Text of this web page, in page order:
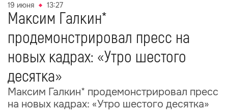
19 июня 13:27
Максим Галкин*
продемонстрировал пресс на
новых кадрах: «Утро шестого
десятка»
Максим Галкин* продемонстрировал пресс
на новых кадрах: «Утро шестого десятка»